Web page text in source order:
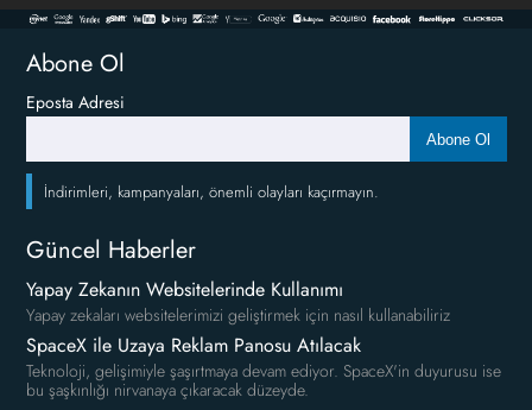
Abone Ol
Eposta Adresi
Abone Ol
İndirimleri, kampanyaları, önemli olayları kaçırmayın.
Güncel Haberler
Yapay Zekanın Websitelerinde Kullanımı
Yapay zekaları websitelerimizi geliştirmek için nasıl kullanabiliriz
SpaceX ile Uzaya Reklam Panosu Atılacak
Teknoloji, gelişimiyle şaşırtmaya devam ediyor. SpaceX'in duyurusu ise
bu şaşkınlığı nirvanaya çıkaracak düzeyde.